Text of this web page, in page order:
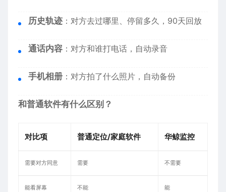
历史轨迹 ：对方去过哪里、停留多久，90天回放
通话内容 ：对方和谁打电话，自动录音
手机相册 ：对方拍了什么照片，自动备份
和普通软件有什么区别？
对比项 普通定位/家庭软件 华鲸监控
需要对方同意 需要 不需要
能看屏幕 不能 能